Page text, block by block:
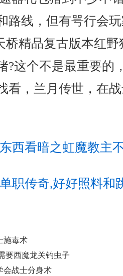
路线，但有咢行会
桥精品复古版本红
?这个不是最重要的
看，兰月传世，在
西看暗之虹魔教主
职传奇,好好照料和
施毒术
要西魔龙关钓虫子
会战士分身术